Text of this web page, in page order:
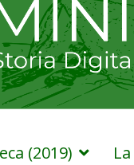
(2019)